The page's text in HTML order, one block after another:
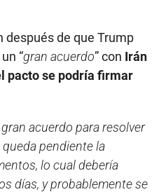
después de que Trump
“gran acuerdo” con Irán
pacto se podría firmar
acuerdo para resolver
pendiente la
lo cual debería
días, y probablemente se